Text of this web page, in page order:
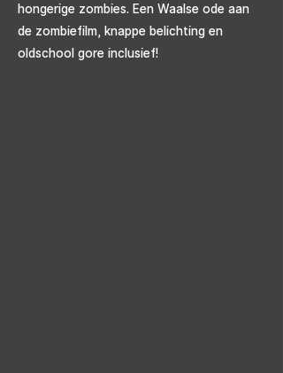
hongerige zombies. Een Waalse ode aan
de zombiefilm, knappe belichting en
oldschool gore inclusief!